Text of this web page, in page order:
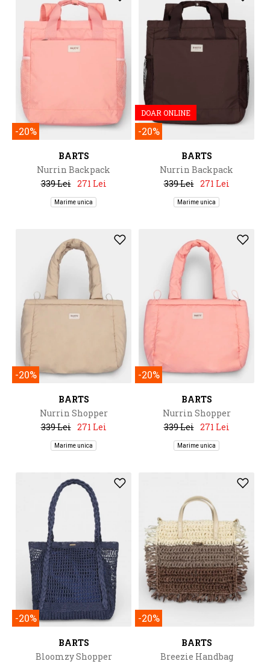
-20%
BARTS
Nurrin Backpack
339 Lei 271 Lei
Marime unica
DOAR ONLINE
-20%
BARTS
Nurrin Backpack
339 Lei 271 Lei
Marime unica
-20%
BARTS
Nurrin Shopper
339 Lei 271 Lei
Marime unica
-20%
BARTS
Nurrin Shopper
339 Lei 271 Lei
Marime unica
-20%
BARTS
Bloomzy Shopper
-20%
BARTS
Breezie Handbag